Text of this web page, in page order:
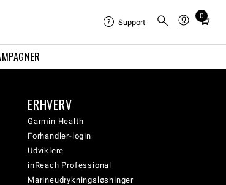
Support
0
Total
cart:
ERHVERV
Garmin Health
Forhandler-login
Udviklere
inReach Professional
Marineudrykningsløsninger